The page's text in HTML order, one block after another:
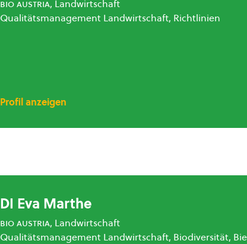
bio austria, Landwirtschaft
Qualitätsmanagement Landwirtschaft, Richtlinien
Profil anzeigen
DI Eva Marthe
bio austria, Landwirtschaft
Qualitätsmanagement Landwirtschaft, Biodiversität,